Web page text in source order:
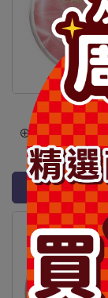
⊕Canmake水
636-
加入購